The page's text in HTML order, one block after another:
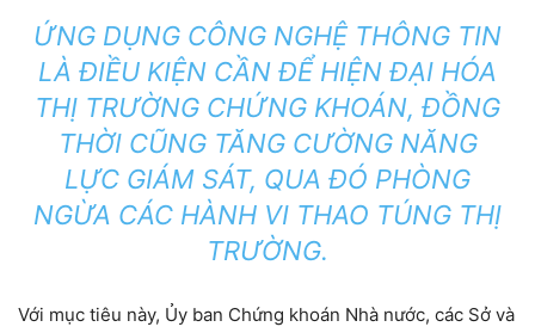
ỨNG DỤNG CÔNG NGHỆ THÔNG TIN
LÀ ĐIỀU KIỆN CẦN ĐỂ HIỆN ĐẠI HÓA
THỊ TRƯỜNG CHỨNG KHOÁN, ĐỒNG
THỜI CŨNG TĂNG CƯỜNG NĂNG
LỰC GIÁM SÁT, QUA ĐÓ PHÒNG
NGỪA CÁC HÀNH VI THAO TÚNG THỊ
TRƯỜNG.
Với mục tiêu này, Ủy ban Chứng khoán Nhà nước, các Sở và